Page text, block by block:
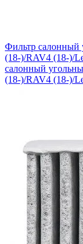
Фильтр салонный
(18-)/RAV4 (18-)/
салонный
(18-)/RAV4 (18-)/